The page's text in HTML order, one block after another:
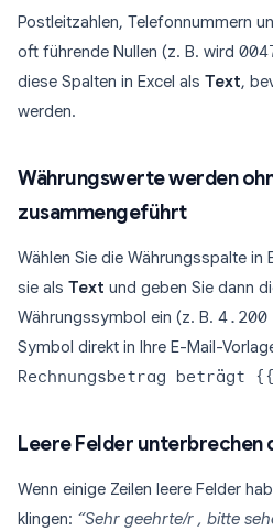
Postleitzahlen, Telefonnummern
oft führende Nullen (z. B. wird
diese Spalten in Excel als Text,
werden.
Währungswerte werden
zusammengeführt
Wählen Sie die Währungsspalte in
sie als Text und geben Sie dann
Währungssymbol ein (z. B.
Symbol direkt in Ihre E-Mail-
Rechnungsbetrag beträgt
Leere Felder unterbrechen
Wenn einige Zeilen leere Felder
klingen: “Sehr geehrte/r , bitte